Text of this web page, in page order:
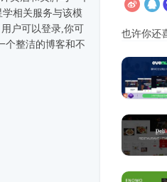
相关服务与该模
户可以登录,你可
个整洁的博客和不
也许你还